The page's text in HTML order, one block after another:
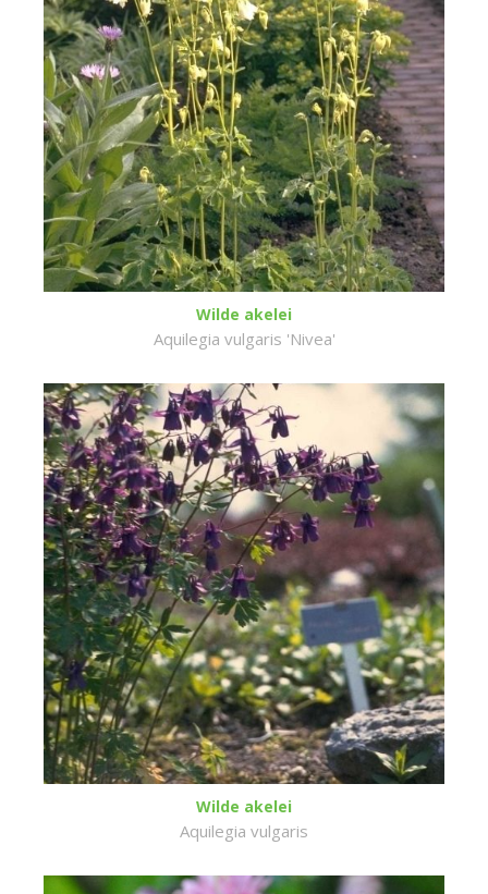
Wilde akelei
Aquilegia vulgaris 'Nivea'
Wilde akelei
Aquilegia vulgaris